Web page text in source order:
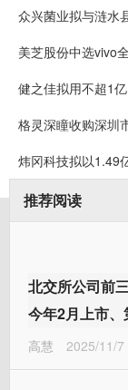
美芝股份中选vivo
健之佳拟用不超1
格灵深瞳收购深圳
推荐阅读
北交所公司前
今年2月上市
高慧 2025/11/7